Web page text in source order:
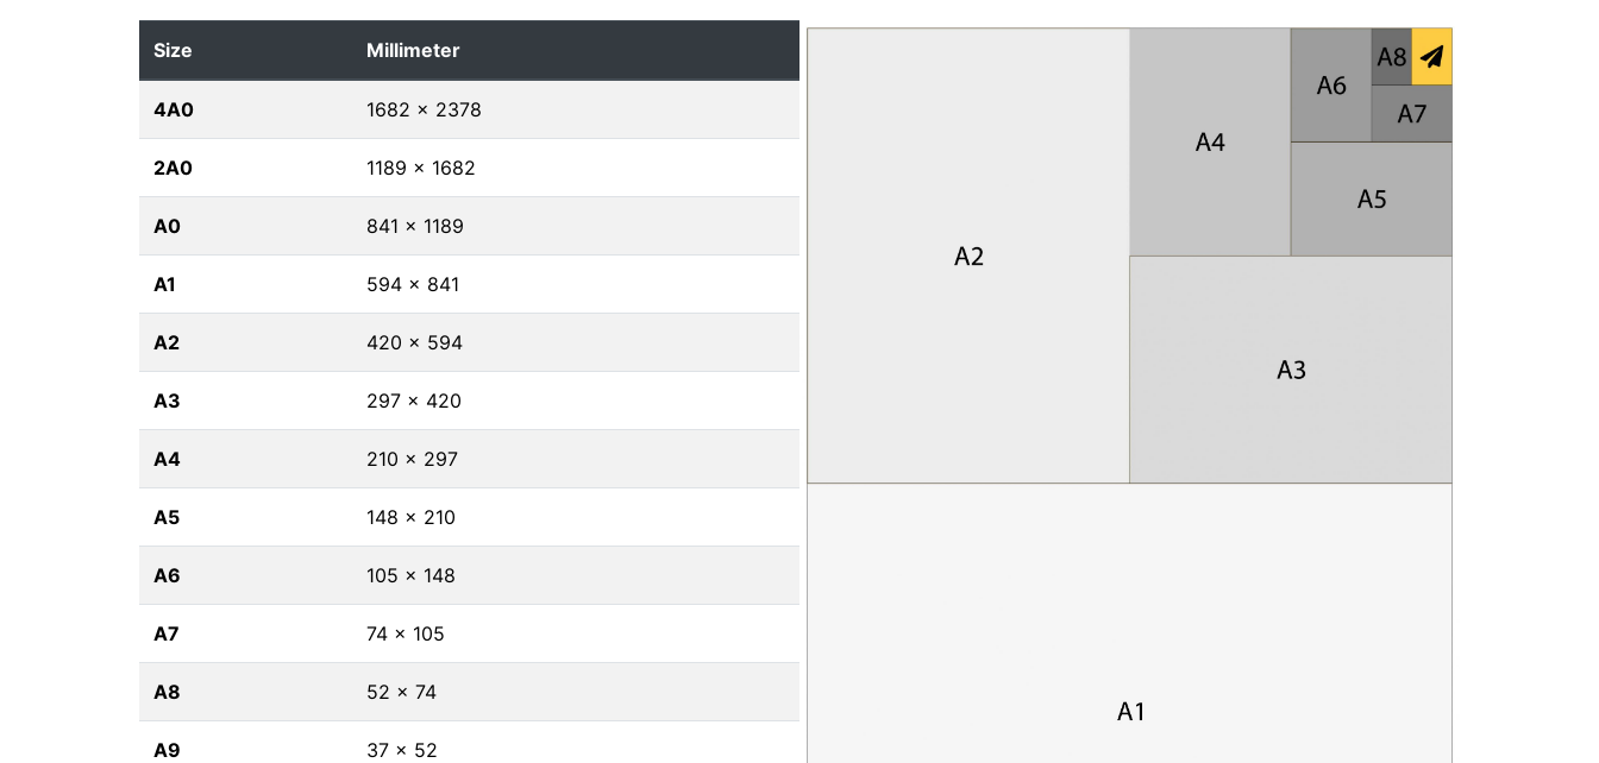
Size Millimeter
4A0 1682 x 2378
2A0 1189 x 1682
A0 841 x 1189
A1 594 x 841
A2 420 x 594
A3 297 x 420
A4 210 x 297
A5 148 x 210
A6 105 x 148
A7 74 x 105
A8 52 x 74
A9 37 x 52